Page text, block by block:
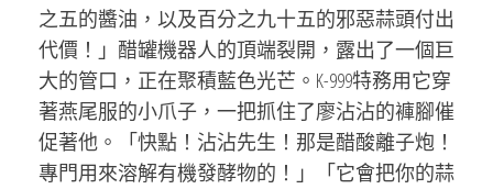
之五的醬油，以及百分之九十五的邪惡蒜頭付出
代價！」醋罐機器人的頂端裂開，露出了一個巨
大的管口，正在聚積藍色光芒。K-999特務用它穿
著燕尾服的小爪子，一把抓住了廖沾沾的褲腳催
促著他。「快點！沾沾先生！那是醋酸離子炮！
專門用來溶解有機發酵物的！」「它會把你的蒜